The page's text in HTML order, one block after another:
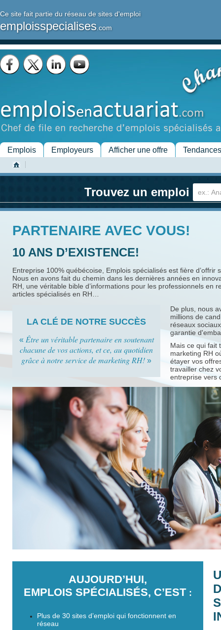
Ce site fait partie du réseau de sites d'emploi
emploisspecialises .com
Emplois Employeurs Afficher une offre Tendances
Trouvez un emploi
PARTENAIRE AVEC VOUS!
10 ANS D’EXISTENCE!
Entreprise 100% québécoise, Emplois spécialisés est fière
Nous en avons fait du chemin dans les dernières années en
RH, une véritable bible d’informations pour les professionnels en
articles spécialisés en RH…
LA CLÉ DE NOTRE SUCCÈS
« Être un véritable partenaire en soutenant
chacune de vos actions, et ce, au quotidien
grâce à notre service de marketing RH! »
De plus, nous
millions de
réseaux
garantie
Mais ce qui fait
marketing RH
étayer vos
travailler chez
entreprise vers
AUJOURD’HUI,
EMPLOIS SPÉCIALISÉS, C’EST :
Plus de 30 sites d’emploi qui fonctionnent en
réseau